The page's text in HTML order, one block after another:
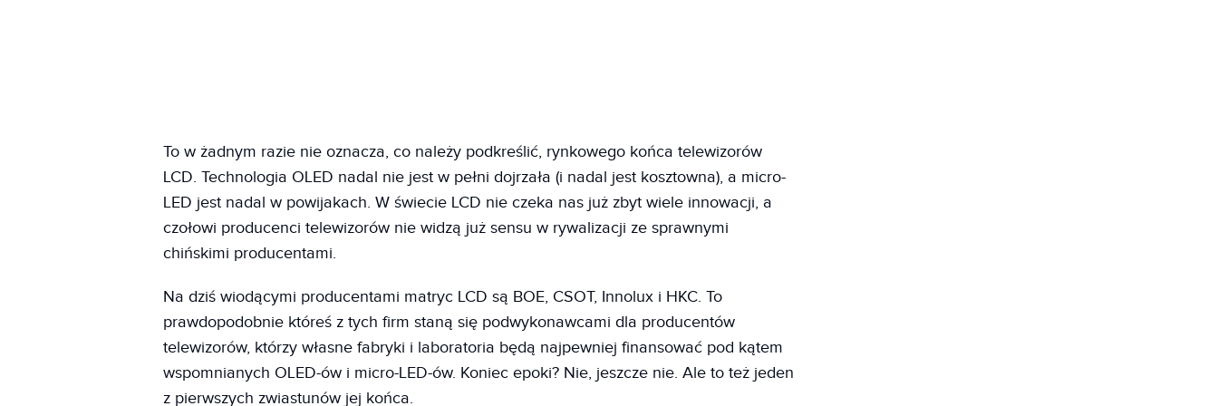
To w żadnym razie nie oznacza, co należy podkreślić, rynkowego końca telewizorów
LCD. Technologia OLED nadal nie jest w pełni dojrzała (i nadal jest kosztowna), a micro-
LED jest nadal w powijakach. W świecie LCD nie czeka nas już zbyt wiele innowacji, a
czołowi producenci telewizorów nie widzą już sensu w rywalizacji ze sprawnymi
chińskimi producentami.
Na dziś wiodącymi producentami matryc LCD są BOE, CSOT, Innolux i HKC. To
prawdopodobnie któreś z tych firm staną się podwykonawcami dla producentów
telewizorów, którzy własne fabryki i laboratoria będą najpewniej finansować pod kątem
wspomnianych OLED-ów i micro-LED-ów. Koniec epoki? Nie, jeszcze nie. Ale to też jeden
z pierwszych zwiastunów jej końca.